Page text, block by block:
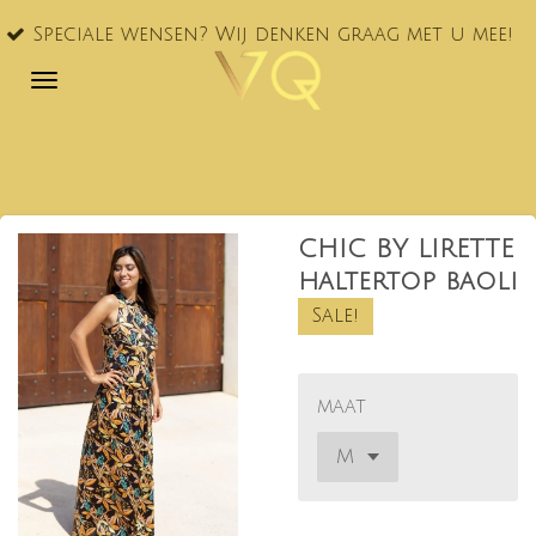
Ga
naar
Wij denken graag met u mee!
CHIC BY LIRETTE
haltertop baoli
Sale!
maat